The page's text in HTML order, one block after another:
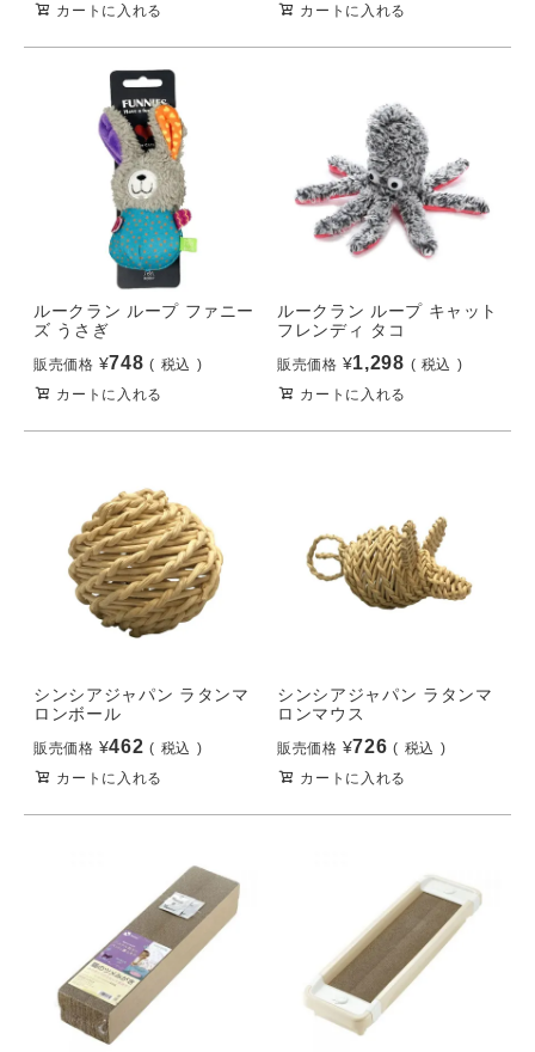
カートに入れる カートに入れる
ルークラン ループ ファニー
ズ うさぎ
販売価格 ¥748
税込
カートに入れる
ルークラン ループ キャット
フレンディ タコ
販売価格 ¥1,298
税込
カートに入れる
シンシアジャパン ラタンマ
ロンボール
販売価格 ¥462
税込
カートに入れる
シンシアジャパン ラタンマ
ロンマウス
販売価格 ¥726
税込
カートに入れる